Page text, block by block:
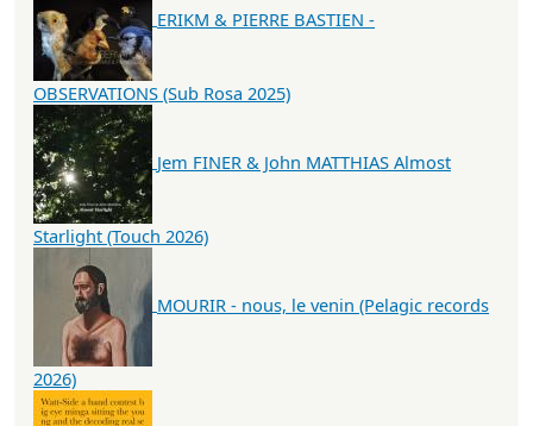
ERIKM & PIERRE BASTIEN -
OBSERVATIONS (Sub Rosa 2025)
Jem FINER & John MATTHIAS Almost
Starlight (Touch 2026)
MOURIR - nous, le venin (Pelagic records
2026)